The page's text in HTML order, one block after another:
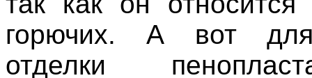
горючих. А вот
отделки